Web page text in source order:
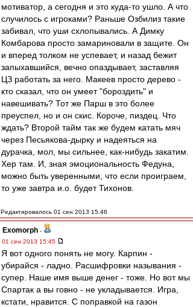
мотиватор, а сегодня и это куда-то ушло. А что
случилось с игроками? Раньше Озбилиз такие
забивал, что уши схлопывались. А Димку
Комбарова просто замариновали в защите. Он
и вперед толком не успевает, и назад бежит
запыхавшийся, вечно опаздывает, заставляя
ЦЗ работать за него. Макеев просто дерево -
кто сказал, что он умеет "бороздить" и
навешивать? Тот же Парш в это более
преуспел, но и он скис. Короче, пиздец. Что
ждать? Второй тайм так же будем катать мяч
через Песьякова-дырку и надеяться на
дурачка, мол, мы сильнее, как-нибудь закатим.
Хер там. И, зная эмоциональность Федуна,
можно быть уверенными, что если проиграем,
то уже завтра и.о. будет Тихонов.
Редактировалось 01 сен 2013 15:46
Exomorph -
01 сен 2013 15:45
Я вот одного понять не могу. Карпин -
убирайся - ладно. Расшифровки называния -
супер. Наше имя выше денег - тоже. Но вот мы
Спартак а вы говно - не укладывается. Игра,
кстати, нравится. С поправкой на газон